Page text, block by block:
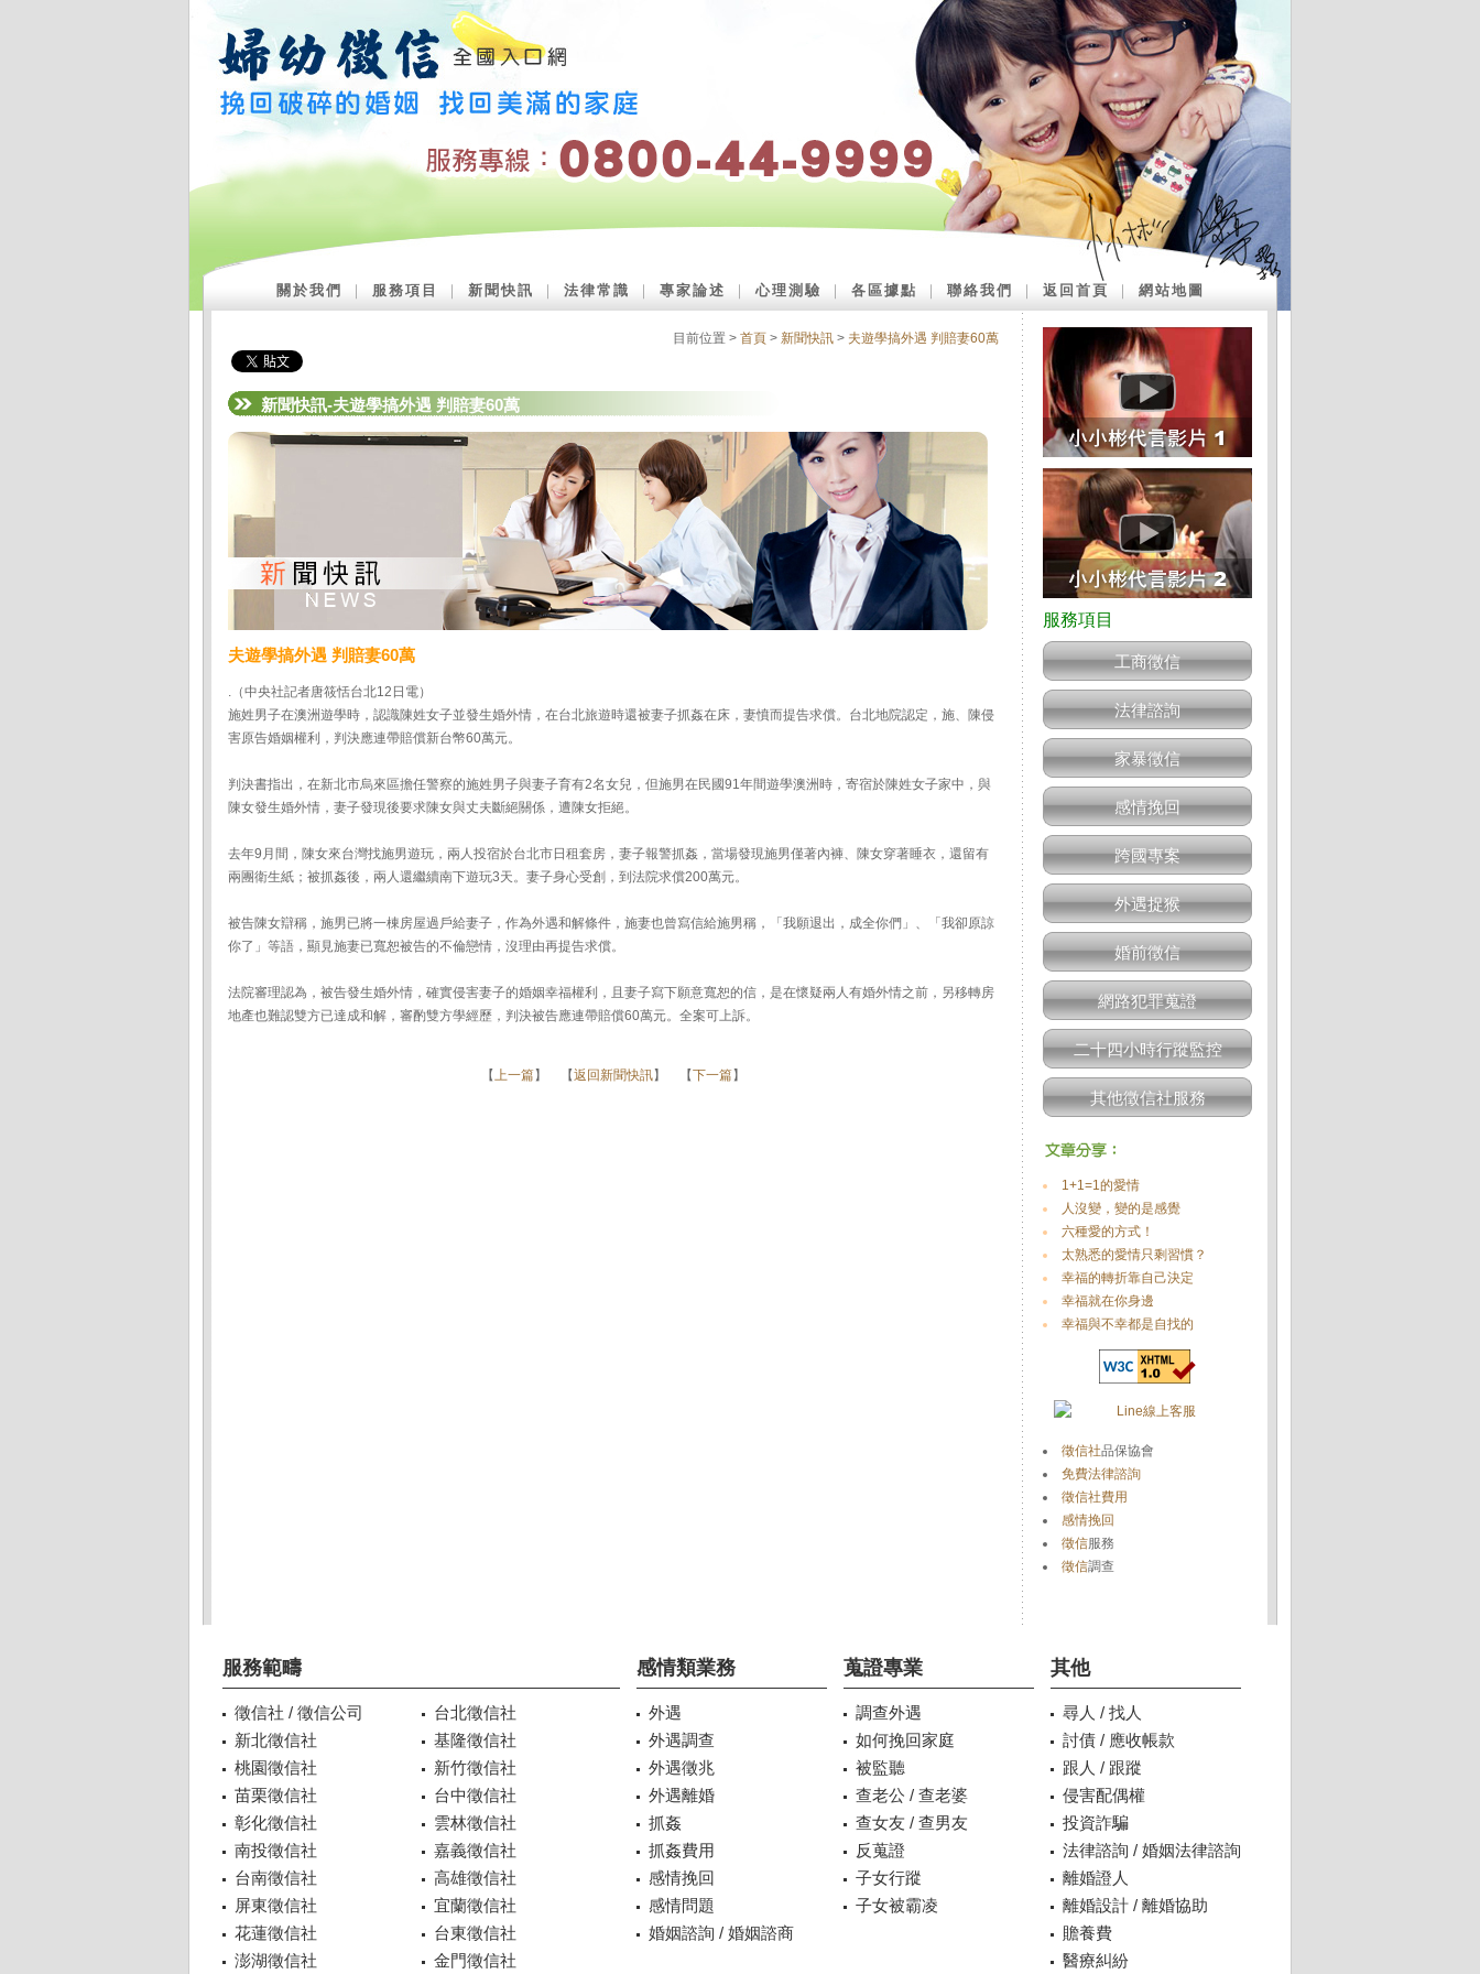
關於我們 服務項目 新聞快訊 法律常識 專家論述 ｜心理測驗 各區據點 聯絡我們 返回首頁 網站地圖
目前位置 > 首頁 > 新聞快訊 > 夫遊學搞外遇 判賠妻60萬
新聞快訊-夫遊學搞外遇 判賠妻60萬
夫遊學搞外遇 判賠妻60萬
.（中央社記者唐筱恬台北12日電）
施姓男子在澳洲遊學時，認識陳姓女子並發生婚外情，在台北旅遊時還被妻子抓姦在床，妻憤而提告求償。台北地院認定，施、陳侵
害原告婚姻權利，判決應連帶賠償新台幣60萬元。
判決書指出，在新北市烏來區擔任警察的施姓男子與妻子育有2名女兒，但施男在民國91年間遊學澳洲時，寄宿於陳姓女子家中，與
陳女發生婚外情，妻子發現後要求陳女與丈夫斷絕關係，遭陳女拒絕。
去年9月間，陳女來台灣找施男遊玩，兩人投宿於台北市日租套房，妻子報警抓姦，當場發現施男僅著內褲、陳女穿著睡衣，還留有
兩團衛生紙；被抓姦後，兩人還繼續南下遊玩3天。妻子身心受創，到法院求償200萬元。
被告陳女辯稱，施男已將一棟房屋過戶給妻子，作為外遇和解條件，施妻也曾寫信給施男稱，「我願退出，成全你們」、「我卻原諒
你了」等語，顯見施妻已寬恕被告的不倫戀情，沒理由再提告求償。
法院審理認為，被告發生婚外情，確實侵害妻子的婚姻幸福權利，且妻子寫下願意寬恕的信，是在懷疑兩人有婚外情之前，另移轉房
地產也難認雙方已達成和解，審酌雙方學經歷，判決被告應連帶賠償60萬元。全案可上訴。
【上一篇】 【返回新聞快訊】 【下一篇】
工商徵信
法律諮詢
家暴徵信
感情挽回
跨國專案
外遇捉猴
婚前徵信
網路犯罪蒐證
二十四小時行蹤監控
其他徵信社服務
1+1=1的愛情
人沒變，變的是感覺
六種愛的方式！
太熟悉的愛情只剩習慣？
幸福的轉折靠自己決定
幸福就在你身邊
幸福與不幸都是自找的
徵信社品保協會
免費法律諮詢
徵信社費用
感情挽回
徵信服務
徵信調查
服務範疇
徵信社 / 徵信公司
台北徵信社
新北徵信社
基隆徵信社
桃園徵信社
新竹徵信社
苗栗徵信社
台中徵信社
彰化徵信社
雲林徵信社
南投徵信社
嘉義徵信社
台南徵信社
高雄徵信社
屏東徵信社
宜蘭徵信社
花蓮徵信社
台東徵信社
澎湖徵信社
金門徵信社
感情類業務
外遇
外遇調查
外遇徵兆
外遇離婚
抓姦
抓姦費用
感情挽回
感情問題
婚姻諮詢 / 婚姻諮商
蒐證專業
調查外遇
如何挽回家庭
被監聽
查老公 / 查老婆
查女友 / 查男友
反蒐證
子女行蹤
子女被霸凌
其他
尋人 / 找人
討債 / 應收帳款
跟人 / 跟蹤
侵害配偶權
投資詐騙
法律諮詢 / 婚姻法律諮詢
離婚證人
離婚設計 / 離婚協助
贍養費
醫療糾紛